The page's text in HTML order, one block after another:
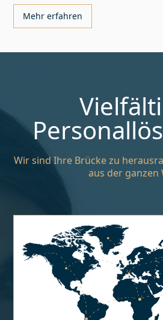
Mehr erfahren
Wir sind Ihre Brücke zu
aus der ganzen